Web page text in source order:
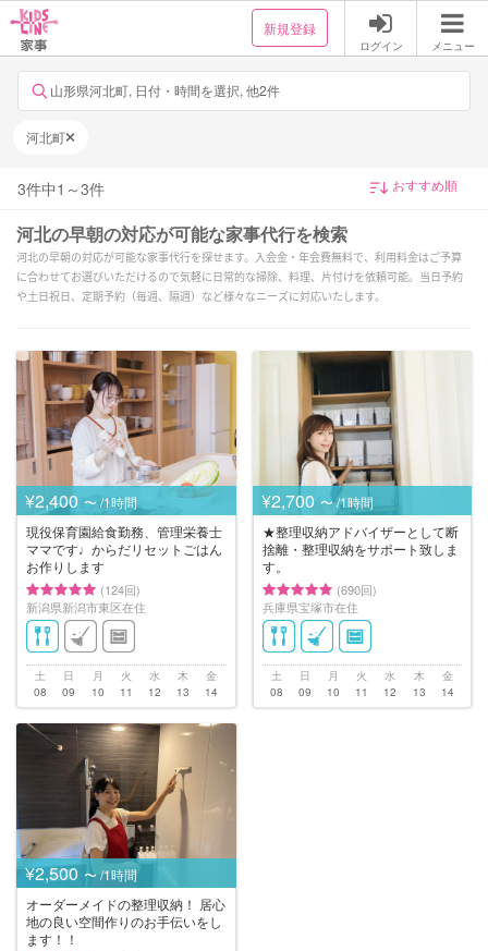
新規登録
ログイン メニュー
山形県河北町, 日付・時間を選択, 他2件
河北町
3件中1 ～3件
河北の早朝の対応が可能な家事代行を検索
河北の早朝の対応が可能な家事代行を探せます。入会金・年会費無料で、利用料金はご予算
に合わせてお選びいただけるので気軽に日常的な掃除、料理、片付けを依頼可能。当日予約
や土日祝日、定期予約（毎週、隔週）など様々なニーズに対応いたします。
¥2,400 〜 /1時間
現役保育園給食勤務、管理栄養士
ママです♩からだリセットごはん
お作りします
(124回)
新潟県新潟市東区在住
土
08
日
09
月
10
火
11
水
12
木
13
金
14
¥2,700 〜 /1時間
★整理収納アドバイザーとして断
捨離・整理収納をサポート致しま
す。
(690回)
兵庫県宝塚市在住
土
08
日
09
月
10
火
11
水
12
木
13
金
14
¥2,500 〜 /1時間
オーダーメイドの整理収納！ 居心
地の良い空間作りのお手伝いをし
ます！！